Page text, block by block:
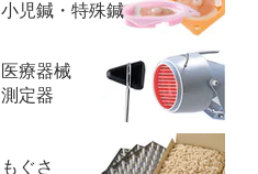
小児鍼・特殊鍼
医療器械
測定器
もぐさ